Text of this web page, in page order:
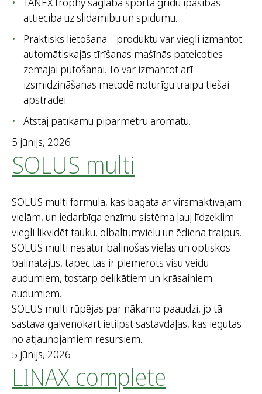
attiecībā uz slīdamību un spīdumu.
Praktisks lietošanā – produktu var viegli izmantot
automātiskajās tīrīšanas mašīnās pateicoties
zemajai putošanai. To var izmantot arī
izsmidzināšanas metodē noturīgu traipu tiešai
apstrādei.
Atstāj patīkamu piparmētru aromātu.
5 jūnijs, 2026
SOLUS multi
SOLUS multi formula, kas bagāta ar virsmaktīvajām
vielām, un iedarbīga enzīmu sistēma ļauj līdzeklim
viegli likvidēt tauku, olbaltumvielu un ēdiena traipus.
SOLUS multi nesatur balinošas vielas un optiskos
balinātājus, tāpēc tas ir piemērots visu veidu
audumiem, tostarp delikātiem un krāsainiem
audumiem.
SOLUS multi rūpējas par nākamo paaudzi, jo tā
sastāvā galvenokārt ietilpst sastāvdaļas, kas iegūtas
no atjaunojamiem resursiem.
5 jūnijs, 2026
LINAX complete